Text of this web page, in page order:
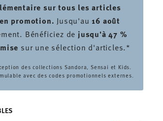
sur tous les articles
promotion. Jusqu'au16 août
Bénéficiez de jusqu'à 47 %
sur une sélection d'articles.*
des collections Sandora, Sensai et Kids.
avec des codes promotionnels externes.